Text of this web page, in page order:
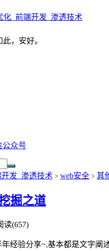
化_前端开发_渗透技术
，安好。
公众号
开发_渗透技术 > web安全 > 其
掘之道
读(657)
经验分享~,基本都是文字阐